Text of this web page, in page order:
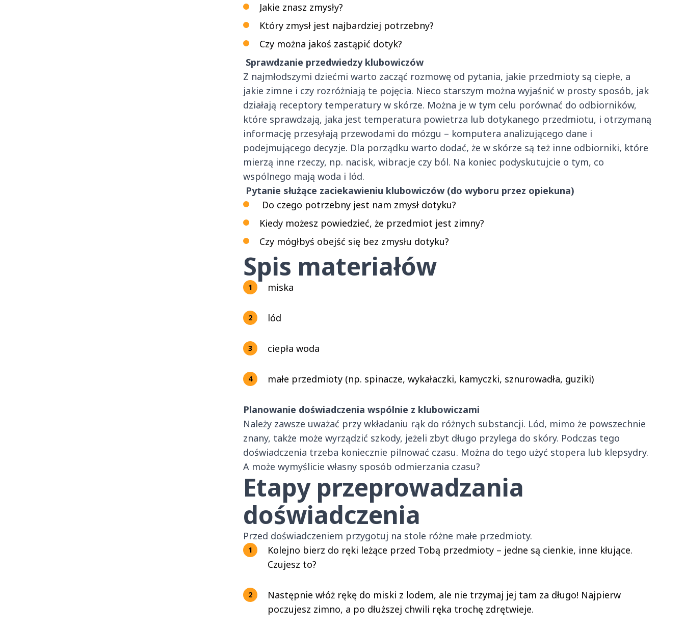
Jakie znasz zmysły?
Który zmysł jest najbardziej potrzebny?
Czy można jakoś zastąpić dotyk?
Sprawdzanie przedwiedzy klubowiczów
Z najmłodszymi dziećmi warto zacząć rozmowę od pytania, jakie przedmioty są ciepłe, a
jakie zimne i czy rozróżniają te pojęcia. Nieco starszym można wyjaśnić w prosty sposób, jak
działają receptory temperatury w skórze. Można je w tym celu porównać do odbiorników,
które sprawdzają, jaka jest temperatura powietrza lub dotykanego przedmiotu, i otrzymaną
informację przesyłają przewodami do mózgu – komputera analizującego dane i
podejmującego decyzje. Dla porządku warto dodać, że w skórze są też inne odbiorniki, które
mierzą inne rzeczy, np. nacisk, wibracje czy ból. Na koniec podyskutujcie o tym, co
wspólnego mają woda i lód.
Pytanie służące zaciekawieniu klubowiczów (do wyboru przez opiekuna)
Do czego potrzebny jest nam zmysł dotyku?
Kiedy możesz powiedzieć, że przedmiot jest zimny?
Czy mógłbyś obejść się bez zmysłu dotyku?
Spis materiałów
miska
lód
ciepła woda
małe przedmioty (np. spinacze, wykałaczki, kamyczki, sznurowadła, guziki)
Planowanie doświadczenia wspólnie z klubowiczami
Należy zawsze uważać przy wkładaniu rąk do różnych substancji. Lód, mimo że powszechnie
znany, także może wyrządzić szkody, jeżeli zbyt długo przylega do skóry. Podczas tego
doświadczenia trzeba koniecznie pilnować czasu. Można do tego użyć stopera lub klepsydry.
A może wymyślicie własny sposób odmierzania czasu?
Etapy przeprowadzania
doświadczenia
Przed doświadczeniem przygotuj na stole różne małe przedmioty.
Kolejno bierz do ręki leżące przed Tobą przedmioty – jedne są cienkie, inne kłujące.
Czujesz to?
Następnie włóż rękę do miski z lodem, ale nie trzymaj jej tam za długo! Najpierw
poczujesz zimno, a po dłuższej chwili ręka trochę zdrętwieje.